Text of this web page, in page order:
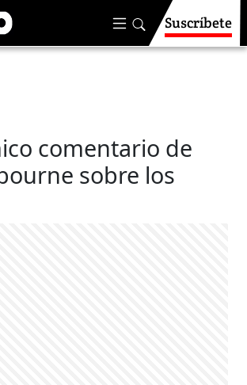
Suscríbete
comentario de
sobre los